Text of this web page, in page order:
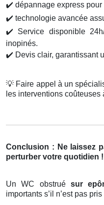
✔️ dépannage express
✔️ technologie avancée
✔️ Service disponible
inopinés.
✔️ Devis clair, garantissant
💡 Faire appel à un
les interventions coûteuses
Conclusion : Ne laissez
perturber votre quotidien !
Un WC obstrué sur
importants s’il n’est pas